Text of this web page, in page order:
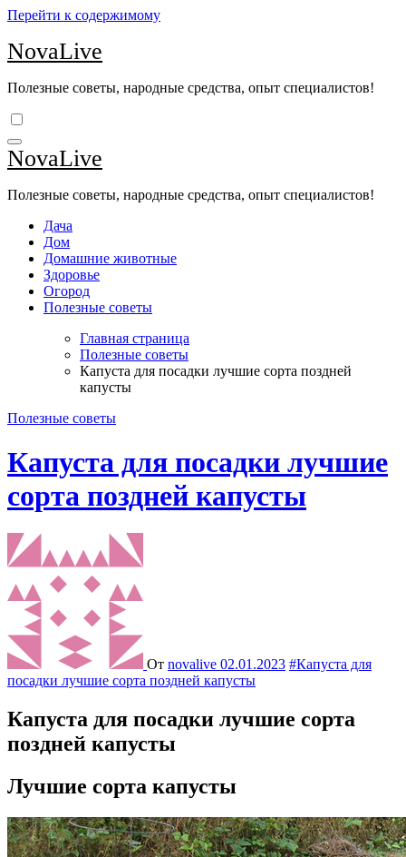
Перейти к содержимому
NovaLive
Полезные советы, народные средства, опыт специалистов!
NovaLive
Полезные советы, народные средства, опыт специалистов!
Дача
Дом
Домашние животные
Здоровье
Огород
Полезные советы
Главная страница
Полезные советы
Капуста для посадки лучшие сорта поздней
капусты
Полезные советы
Капуста для посадки лучшие
сорта поздней капусты
От novalive 02.01.2023 #Капуста для
посадки лучшие сорта поздней капусты
Капуста для посадки лучшие сорта
поздней капусты
Лучшие сорта капусты